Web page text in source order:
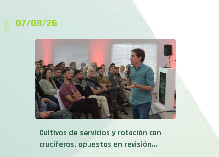
07/08/26
Cultivos de servicios y rotación con
crucíferas, apuestas en revisión...